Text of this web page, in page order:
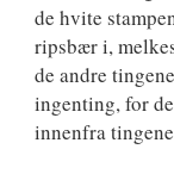
de hvite
ripsbær i,
de andre
ingenting, for
innenfra